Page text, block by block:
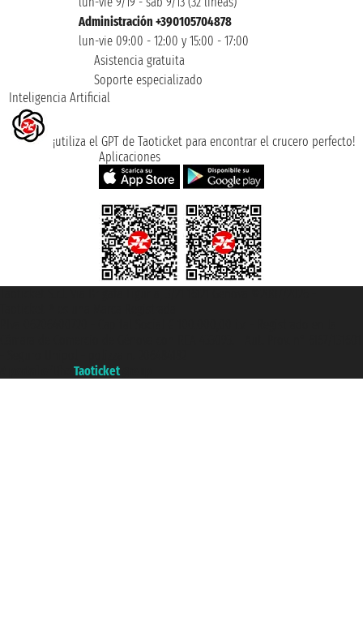
Administración +390105704878
lun-vie 09:00 - 12:00 y 15:00 - 17:00
Asistencia gratuita
Soporte especializado
Inteligencia Artificial
¡utiliza el GPT de Taoticket para encontrar el crucero perfecto!
Aplicaciones
Taoticket